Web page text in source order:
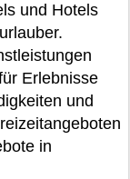
und Hotels
Erlebnisse
und
in